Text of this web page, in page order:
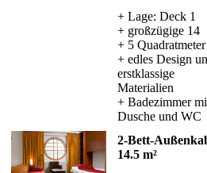
+ Lage: Deck 1
+ großzügige 14
+ 5 Quadratmeter
+ edles Design
erstklassige
Materialien
+ Badezimmer
Dusche und WC
2-Bett-
14.5 m²